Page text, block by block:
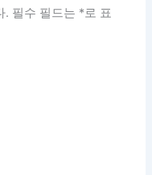
. 필수 필드는 *로 표